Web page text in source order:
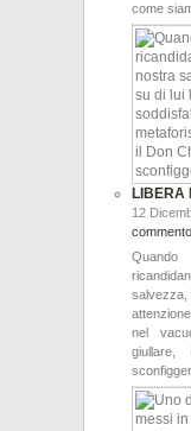
come
LIBERA
12
commento
salvezza,
nel